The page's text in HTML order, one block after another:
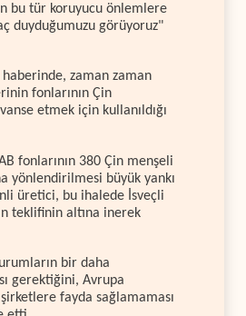
bu tür koruyucu önlemlere
duyduğumuzu görüyoruz"
zaman zaman
fonlarının Çin
etmek için kullanıldığı
fonlarının 380 Çin menşeli
yönlendirilmesi büyük yankı
üretici, bu ihalede İsveçli
teklifinin altına inerek
bir daha
gerektiğini, Avrupa
fayda sağlamaması